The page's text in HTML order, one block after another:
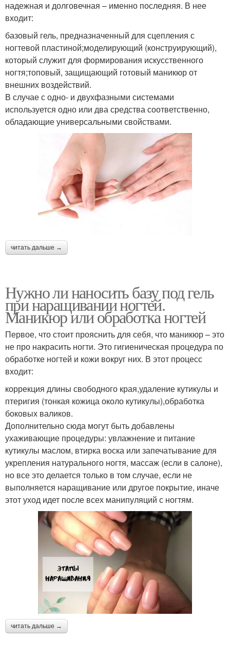
надежная и долговечная – именно последняя. В нее
входит:
базовый гель, предназначенный для сцепления с
ногтевой пластиной;моделирующий (конструирующий),
который служит для формирования искусственного
ногтя;топовый, защищающий готовый маникюр от
внешних воздействий.
В случае с одно- и двухфазными системами
используется одно или два средства соответственно,
обладающие универсальными свойствами.
читать дальше →
Нужно ли наносить базу под гель
при наращивании ногтей.
Маникюр или обработка ногтей
Первое, что стоит прояснить для себя, что маникюр – это
не про накрасить ногти. Это гигиеническая процедура по
обработке ногтей и кожи вокруг них. В этот процесс
входит:
коррекция длины свободного края,удаление кутикулы и
птеригия (тонкая кожица около кутикулы),обработка
боковых валиков.
Дополнительно сюда могут быть добавлены
ухаживающие процедуры: увлажнение и питание
кутикулы маслом, втирка воска или запечатывание для
укрепления натурального ногтя, массаж (если в салоне),
но все это делается только в том случае, если не
выполняется наращивание или другое покрытие, иначе
этот уход идет после всех манипуляций с ногтям.
читать дальше →